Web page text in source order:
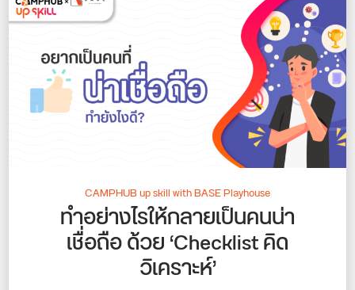
CAMPHUB up skill with BASE Playhouse
ทำอย่างไรให้กลายเป็นคนน่า
เชื่อถือ ด้วย ‘Checklist คิด
วิเคราะห์’